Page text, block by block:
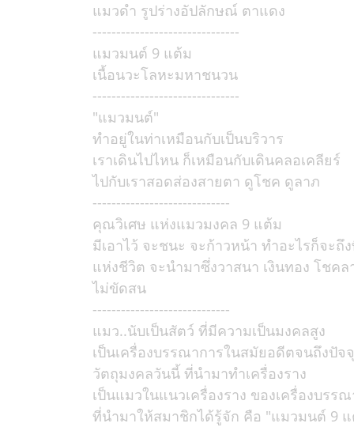
แมวดำ รูปร่างอัปลักษณ์ ตาแดง
-------------------------------
แมวมนต์ 9 แต้ม
เนื้อนวะโลหะมหาชนวน
-------------------------------
"แมวมนต์"
ทำอยู่ในท่าเหมือนกับเป็นบริวาร
เราเดินไปไหน ก็เหมือนกับเดินคลอเคลียร์
ไปกับเราสอดส่องสายตา ดูโชค ดูลาภ
-----------------------------
คุณวิเศษ แห่งแมวมงคล 9 แต้ม
มีเอาไว้ จะชนะ จะก้าวหน้า ทำอะไรก็จะถึ
แห่งชีวิต จะนำมาซึ่งวาสนา เงินทอง โชคล
ไม่ขัดสน
-----------------------------
แมว..นับเป็นสัตว์ ที่มีความเป็นมงคลสูง
เป็นเครื่องบรรณาการในสมัยอดีตจนถึงปัจ
วัตถุมงคลวันนี้ ที่นำมาทำเครื่องราง
เป็นแมวในแนวเครื่องราง ของเครื่องบรร
ที่นำมาให้สมาชิกได้รู้จัก คือ "แมวมนต์ 9